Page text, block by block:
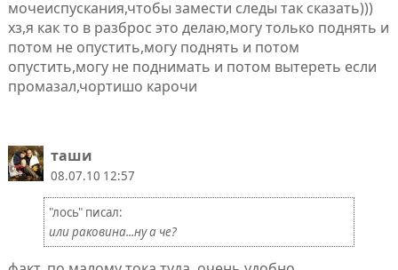
мочеиспускания,чтобы замести следы так сказать)))
хз,я как то в разброс это делаю,могу только поднять и
потом не опустить,могу поднять и потом
опустить,могу не поднимать и потом вытереть если
промазал,чортишо карочи
таши
08.07.10 12:57
"лось" писал:
или раковина...ну а че?